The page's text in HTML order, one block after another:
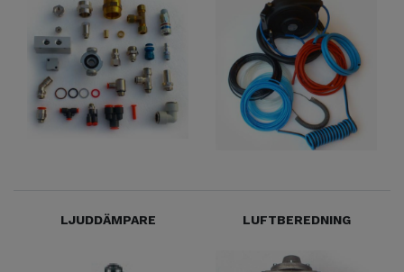
LJUDDÄMPARE LUFTBEREDNING